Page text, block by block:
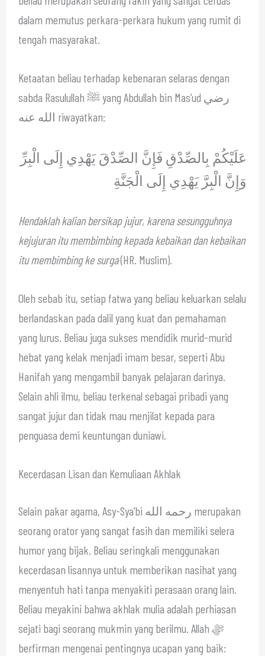
dalam memutus perkara-perkara hukum yang rumit di
tengah masyarakat.
Ketaatan beliau terhadap kebenaran selaras dengan
sabda Rasulullah ﷺ yang Abdullah bin Mas’ud رضي
الله عنه riwayatkan:
عَلَيْكُمْ بِالصِّدْقِ فَإِنَّ الصِّدْقَ يَهْدِي إِلَى الْبِرِّ
وَإِنَّ الْبِرَّ يَهْدِي إِلَى الْجَنَّةِ
Hendaklah kalian bersikap jujur, karena sesungguhnya
kejujuran itu membimbing kepada kebaikan dan kebaikan
itu membimbing ke surga(HR. Muslim).
Oleh sebab itu, setiap fatwa yang beliau keluarkan selalu
berlandaskan pada dalil yang kuat dan pemahaman
yang lurus. Beliau juga sukses mendidik murid-murid
hebat yang kelak menjadi imam besar, seperti Abu
Hanifah yang mengambil banyak pelajaran darinya.
Selain ahli ilmu, beliau terkenal sebagai pribadi yang
sangat jujur dan tidak mau menjilat kepada para
penguasa demi keuntungan duniawi.
Kecerdasan Lisan dan Kemuliaan Akhlak
Selain pakar agama, Asy-Sya’bi رحمه الله merupakan
seorang orator yang sangat fasih dan memiliki selera
humor yang bijak. Beliau seringkali menggunakan
kecerdasan lisannya untuk memberikan nasihat yang
menyentuh hati tanpa menyakiti perasaan orang lain.
Beliau meyakini bahwa akhlak mulia adalah perhiasan
sejati bagi seorang mukmin yang berilmu. Allah ﷻ
berfirman mengenai pentingnya ucapan yang baik: